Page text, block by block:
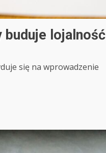
buduje lojalność
się na wprowadzenie